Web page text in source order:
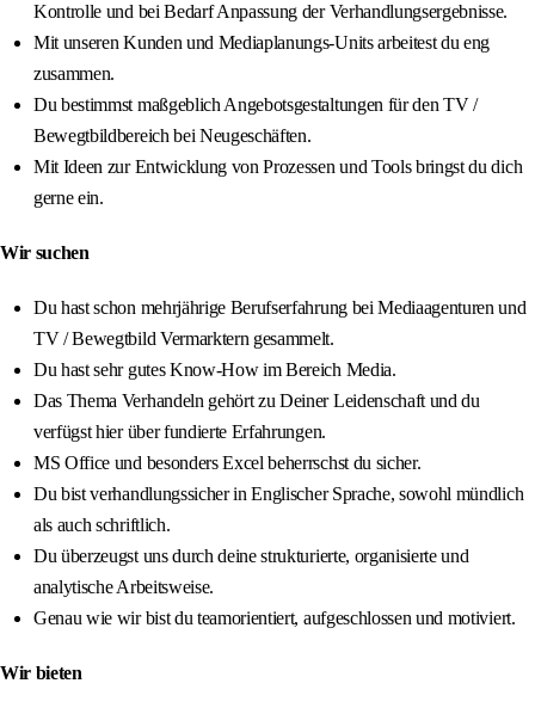
Kontrolle und bei Bedarf Anpassung der Verhandlungsergebnisse.
Mit unseren Kunden und Mediaplanungs-Units arbeitest du eng
zusammen.
Du bestimmst maßgeblich Angebotsgestaltungen für den TV /
Bewegtbildbereich bei Neugeschäften.
Mit Ideen zur Entwicklung von Prozessen und Tools bringst du dich
gerne ein.
Wir suchen
Du hast schon mehrjährige Berufserfahrung bei Mediaagenturen und
TV / Bewegtbild Vermarktern gesammelt.
Du hast sehr gutes Know-How im Bereich Media.
Das Thema Verhandeln gehört zu Deiner Leidenschaft und du
verfügst hier über fundierte Erfahrungen.
MS Office und besonders Excel beherrschst du sicher.
Du bist verhandlungssicher in Englischer Sprache, sowohl mündlich
als auch schriftlich.
Du überzeugst uns durch deine strukturierte, organisierte und
analytische Arbeitsweise.
Genau wie wir bist du teamorientiert, aufgeschlossen und motiviert.
Wir bieten